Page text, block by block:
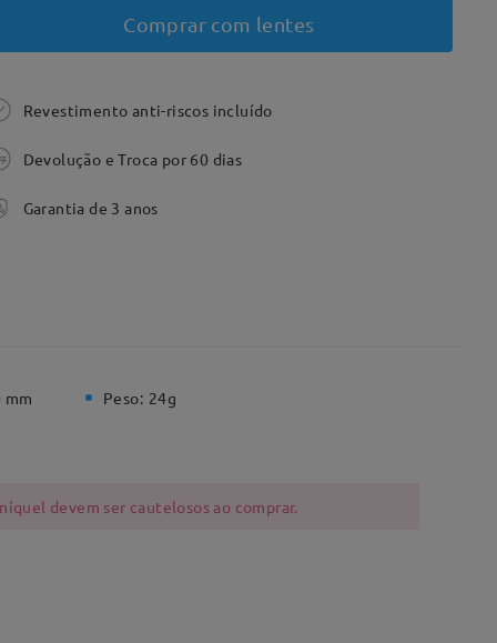
Comprar com lentes
Revestimento anti-riscos incluído
Devolução e Troca por 60 dias
Garantia de 3 anos
mm Peso: 24g
devem ser cautelosos ao comprar.